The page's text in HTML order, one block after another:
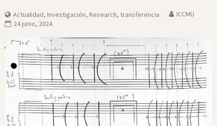
Actualidad, Investigación, Research, transferencia
ICCMU
24 junio, 2024